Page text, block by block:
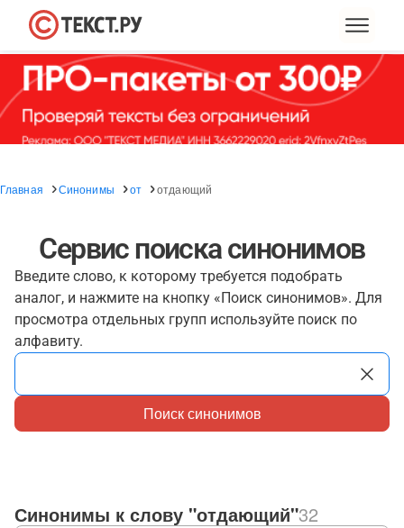
Главная Синонимы от отдающий
Сервис поиска синонимов
Введите слово, к которому требуется подобрать
аналог, и нажмите на кнопку «Поиск синонимов». Для
просмотра отдельных групп используйте поиск по
алфавиту.
Поиск синонимов
Синонимы к слову "отдающий"32